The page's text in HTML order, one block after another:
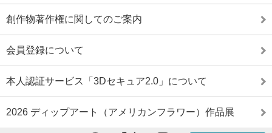
創作物著作権に関してのご案内
会員登録について
本人認証サービス「3Dセキュア2.0」について
2026 ディップアート（アメリカンフラワー）作品展